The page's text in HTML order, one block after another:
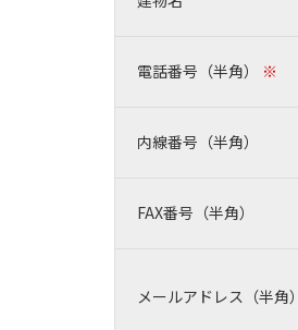
電話番号（半角） ※
内線番号（半角）
FAX番号（半角）
メールアドレス（半角）